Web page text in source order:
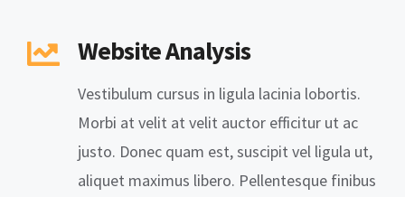
Website Analysis
Vestibulum cursus in ligula lacinia lobortis.
Morbi at velit at velit auctor efficitur ut ac
justo. Donec quam est, suscipit vel ligula ut,
aliquet maximus libero. Pellentesque finibus